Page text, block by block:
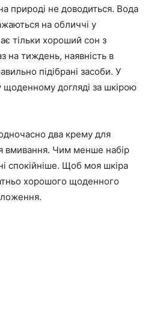
природі не доводиться. Вода
на обличчі у
тільки хороший сон з
на тиждень, наявність в
підібрані засоби. У
догляді за шкірою
два крему для
вмивання. Чим менше набір
спокійніше. Щоб моя шкіра
хорошого щоденного